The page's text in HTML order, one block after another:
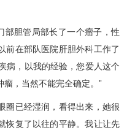
胆管局部长了一个瘤子，性
前在部队医院肝胆外科工作了
病，以我的经验，您爱人这个
，当然不能完全确定。”
已经湿润，看得出来，她很
恢复了以往的平静。我让让先